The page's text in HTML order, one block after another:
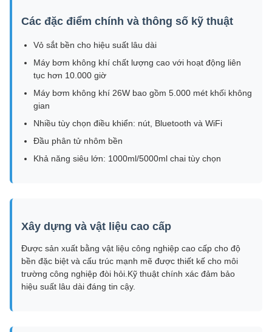
Các đặc điểm chính và thông số kỹ thuật
Vỏ sắt bền cho hiệu suất lâu dài
Máy bơm không khí chất lượng cao với hoạt động liên
tục hơn 10.000 giờ
Máy bơm không khí 26W bao gồm 5.000 mét khối không
gian
Nhiều tùy chọn điều khiển: nút, Bluetooth và WiFi
Đầu phân tử nhôm bền
Khả năng siêu lớn: 1000ml/5000ml chai tùy chọn
Xây dựng và vật liệu cao cấp
Được sản xuất bằng vật liệu công nghiệp cao cấp cho độ
bền đặc biệt và cấu trúc mạnh mẽ được thiết kế cho môi
trường công nghiệp đòi hỏi.Kỹ thuật chính xác đảm bảo
hiệu suất lâu dài đáng tin cậy.